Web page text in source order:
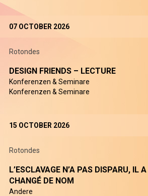
07 OCTOBER 2026
Rotondes
DESIGN FRIENDS – LECTURE
Konferenzen & Seminare
Konferenzen & Seminare
15 OCTOBER 2026
Rotondes
L’ESCLAVAGE N’A PAS DISPARU, IL A
CHANGÉ DE NOM
Andere